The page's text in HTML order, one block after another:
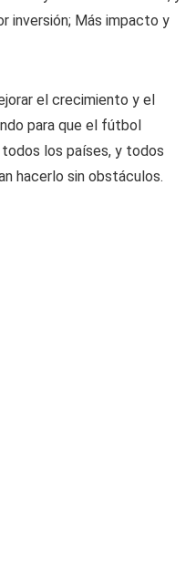
inversión; Más impacto y
el crecimiento y el
para que el fútbol
los países, y todos
hacerlo sin obstáculos.